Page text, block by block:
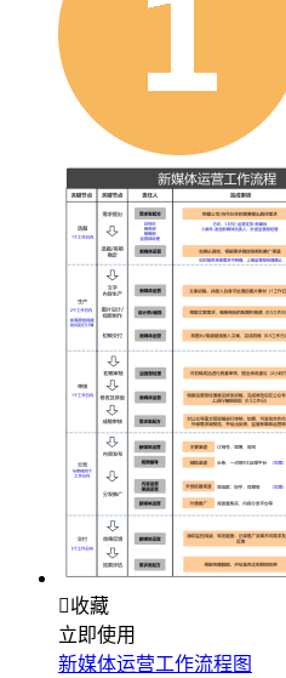
收藏
立即使用
新媒体运营工作流程图